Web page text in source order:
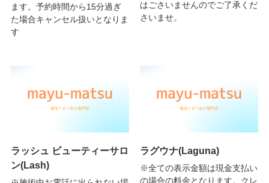
ます。予約時間から15分過ぎ
た場合キャンセル扱いとなりま
す
はごさいませんのでご了承くだ
さいませ。
ラッシュ ビューティーサロ
ン(Lash)
ラグウナ(Laguna)
※全ての表示金額は現金支払い
の場合の料金となります。クレ